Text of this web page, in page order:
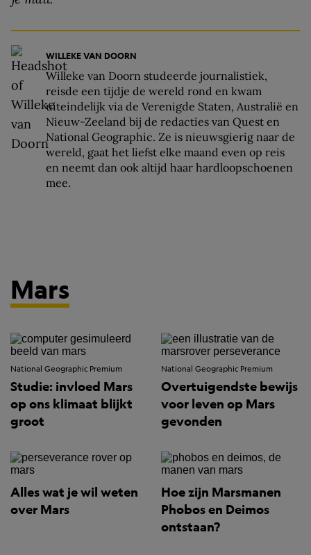
WILLEKE VAN DOORN
Willeke van Doorn studeerde journalistiek,
reisde een tijdje de wereld rond en kwam
uiteindelijk via de Verenigde Staten, Australië en
Nieuw-Zeeland bij de redacties van Quest en
National Geographic. Ze is nieuwsgierig naar de
wereld, gaat het liefst elke maand even op reis
en neemt dan ook altijd haar hardloopschoenen
mee.
Mars
National Geographic Premium
Studie: invloed Mars
op ons klimaat blijkt
groot
National Geographic Premium
Overtuigendste bewijs
voor leven op Mars
gevonden
Alles wat je wil weten
over Mars
Hoe zijn Marsmanen
Phobos en Deimos
ontstaan?